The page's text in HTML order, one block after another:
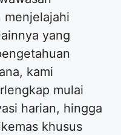
menjelajahi
yang
kami
mulai
harian, hingga
khusus